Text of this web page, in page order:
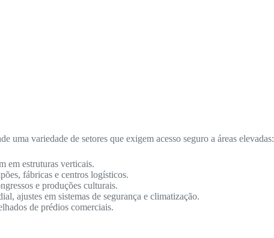
uma variedade de setores que exigem acesso seguro a áreas elevadas:
em estruturas verticais.
fábricas e centros logísticos.
e produções culturais.
ajustes em sistemas de segurança e climatização.
de prédios comerciais.